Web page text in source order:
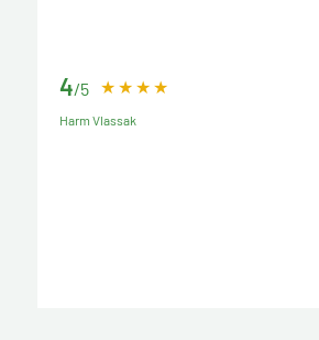
4/5
Harm Vlassak